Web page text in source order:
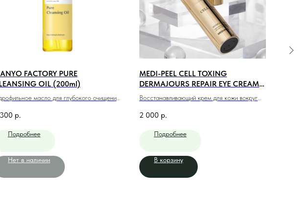
FACTORY PURE
OIL (200ml)
масло для глубокого очищения
р.
Подробнее
Нет в наличии
MEDI-PEEL CELL TOXING
DERMAJOURS REPAIR EYE CREAM
(30ml)
Восстанавливающий крем для кожи вокруг
2 000 р.
Подробнее
В корзину